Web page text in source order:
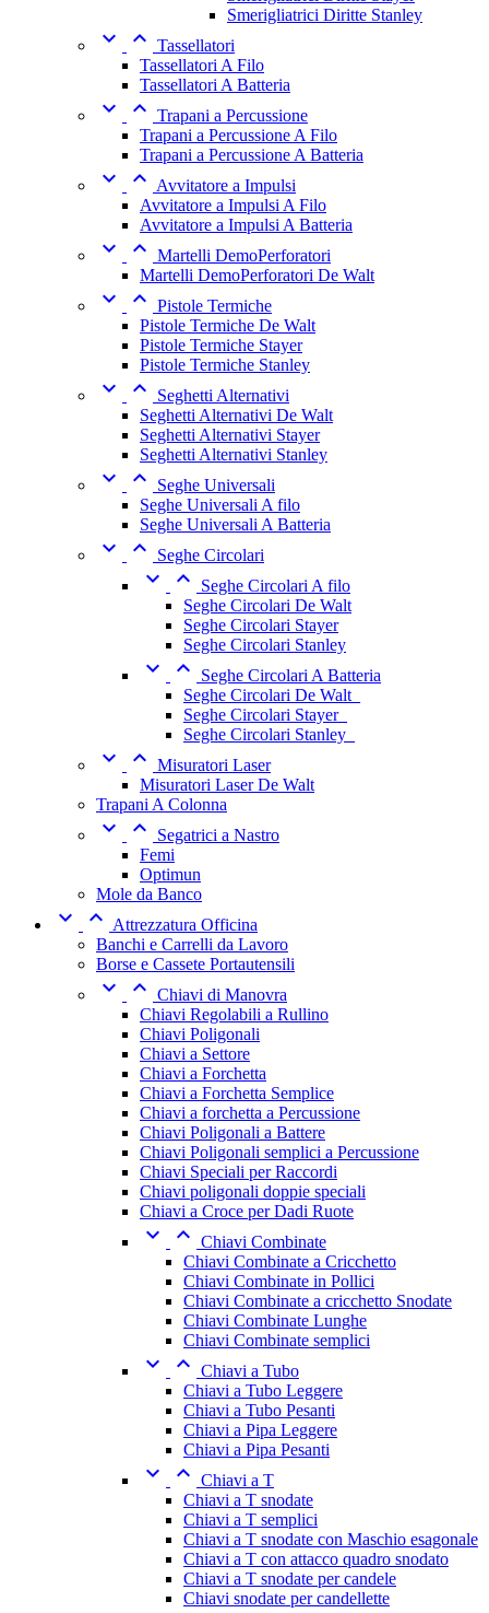
Smerigliatrici Diritte Stanley
  Tassellatori
Tassellatori A Filo
Tassellatori A Batteria
  Trapani a Percussione
Trapani a Percussione A Filo
Trapani a Percussione A Batteria
  Avvitatore a Impulsi
Avvitatore a Impulsi A Filo
Avvitatore a Impulsi A Batteria
  Martelli DemoPerforatori
Martelli DemoPerforatori De Walt
  Pistole Termiche
Pistole Termiche De Walt
Pistole Termiche Stayer
Pistole Termiche Stanley
 
Seghetti Alternativi
Seghetti Alternativi De Walt
Seghetti Alternativi Stayer
Seghetti Alternativi Stanley
 
Seghe Universali
Seghe Universali A filo
Seghe Universali A Batteria
  Seghe Circolari
 
Seghe Circolari A filo
Seghe Circolari De Walt
Seghe Circolari Stayer
Seghe Circolari Stanley
 
Seghe Circolari A Batteria
Seghe Circolari De Walt_
Seghe Circolari Stayer_
Seghe Circolari Stanley_
  Misuratori Laser
Misuratori Laser De Walt
Trapani A Colonna
 
Segatrici a Nastro
Femi
Optimun
Mole da Banco
  Attrezzatura Officina
Banchi e Carrelli da Lavoro
Borse e Cassete Portautensili
  Chiavi di Manovra
Chiavi Regolabili a Rullino
Chiavi Poligonali
Chiavi a Settore
Chiavi a Forchetta
Chiavi a Forchetta Semplice
Chiavi a forchetta a Percussione
Chiavi Poligonali a Battere
Chiavi Poligonali semplici a Percussione
Chiavi Speciali per Raccordi
Chiavi poligonali doppie speciali
Chiavi a Croce per Dadi Ruote
  Chiavi Combinate
Chiavi Combinate a Cricchetto
Chiavi Combinate in Pollici
Chiavi Combinate a cricchetto Snodate
Chiavi Combinate Lunghe
Chiavi Combinate semplici
  Chiavi a Tubo
Chiavi a Tubo Leggere
Chiavi a Tubo Pesanti
Chiavi a Pipa Leggere
Chiavi a Pipa Pesanti
  Chiavi a T
Chiavi a T snodate
Chiavi a T semplici
Chiavi a T snodate con Maschio esagonale
Chiavi a T con attacco quadro snodato
Chiavi a T snodate per candele
Chiavi snodate per candellette